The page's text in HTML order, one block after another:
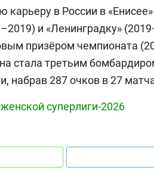
карьеру в России в
и «Ленинградку»
призёром чемпионата
стала третьим
набрав 287 очков в 27
суперлиги-2026